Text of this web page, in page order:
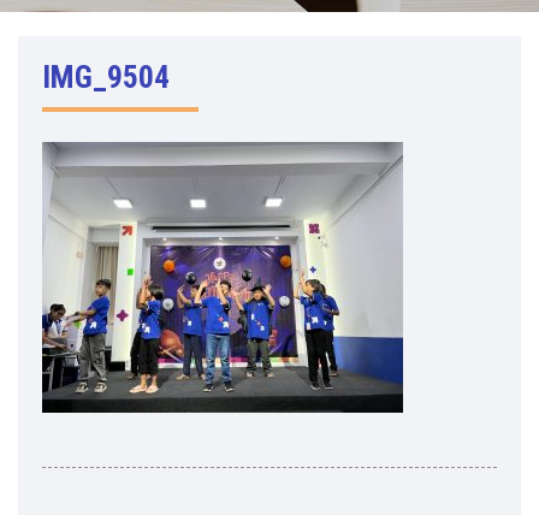
IMG_9504